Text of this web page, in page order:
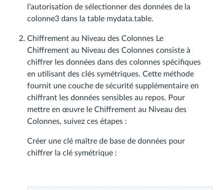
l’autorisation de sélectionner des données de la
colonne3 dans la table mydata.table.
Chiffrement au Niveau des Colonnes Le
Chiffrement au Niveau des Colonnes consiste à
chiffrer les données dans des colonnes spécifiques
en utilisant des clés symétriques. Cette méthode
fournit une couche de sécurité supplémentaire en
chiffrant les données sensibles au repos. Pour
mettre en œuvre le Chiffrement au Niveau des
Colonnes, suivez ces étapes :
Créer une clé maître de base de données pour
chiffrer la clé symétrique :